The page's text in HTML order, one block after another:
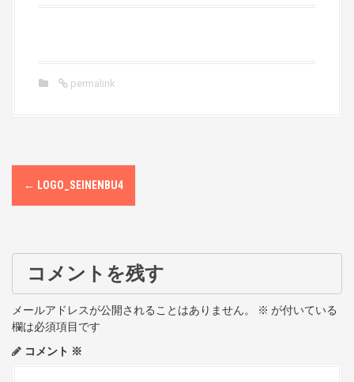
permalink
P
o
n
a
v
← LOGO_SEINENBU4
コメントを残す
メールアドレスが公開されることはありません。 ※ が付いている
欄は必須項目です
コメント ※